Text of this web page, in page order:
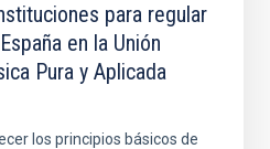
para regular
en la Unión
Pura y Aplicada
los principios básicos de